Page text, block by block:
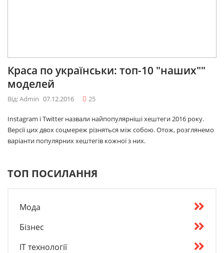
Краса по українськи: топ-10 "наших""
моделей
Від: Admin 07.12.2016 25
Instagram і Twitter назвали найпопулярніші хештеги 2016 року.
Версії цих двох соцмереж різняться між собою. Отож, розглянемо
варіанти популярних хештегів кожної з них.
ТОП ПОСИЛАННЯ
Мода
Бізнес
IT технології